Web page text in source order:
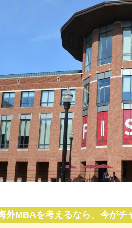
外MBAを考えるなら、今がチ